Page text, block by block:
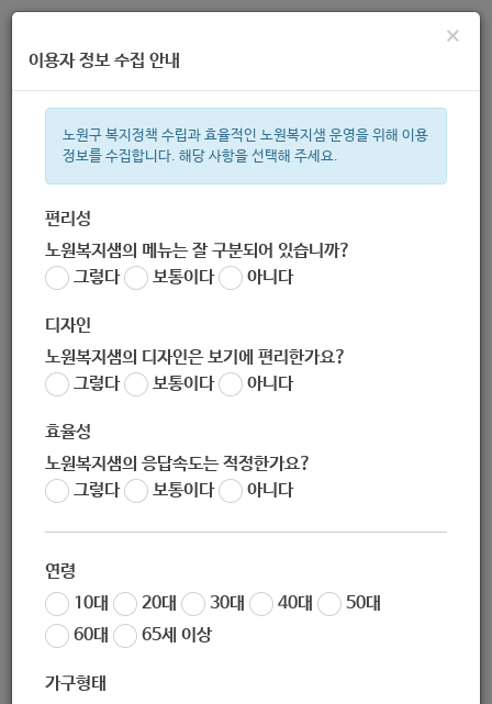
주간 인기검색어
한눈으로 보는 복지 정보
×
이용자 정보 수집 안내
노원구 복지정책 수립과 효율적인 노원복지샘 운영을 위해 이용
정보를 수집합니다. 해당 사항을 선택해 주세요.
편리성
노원복지샘의 메뉴는 잘 구분되어 있습니까?
그렇다
보통이다 아니다
디자인
노원복지샘의 디자인은 보기에 편리한가요?
그렇다
보통이다 아니다
효율성
노원복지샘의 응답속도는 적정한가요?
그렇다
보통이다 아니다
연령
10대
20대 30대 40대
50대
60대
65세 이상
가구형태
하늬네
02-930-9361
honey9309361@daum.net